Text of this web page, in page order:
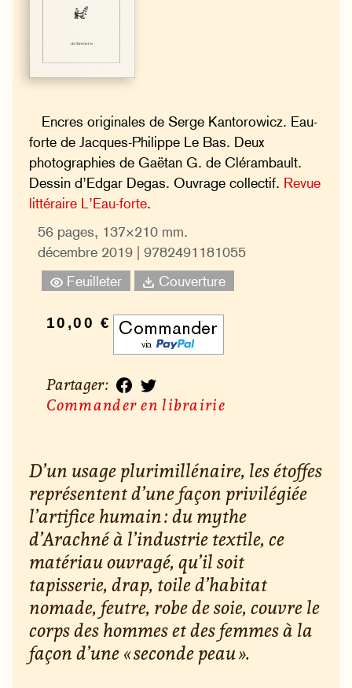
Encres originales de Serge Kantorowicz. Eau-
forte de Jacques-Philippe Le Bas. Deux
photographies de Gaëtan G. de Clérambault.
Dessin d’Edgar Degas. Ouvrage collectif. Revue
littéraire L’Eau-forte.
56 pages, 137×210 mm.
décembre 2019 | 9782491181055
Feuilleter
Couverture
10,00 €
Partager :
Commander en librairie
D’un usage plurimillénaire, les étoffes
représentent d’une façon privilégiée
l’artifice humain : du mythe
d’Arachné à l’industrie textile, ce
matériau ouvragé, qu’il soit
tapisserie, drap, toile d’habitat
nomade, feutre, robe de soie, couvre le
corps des hommes et des femmes à la
façon d’une « seconde peau ».